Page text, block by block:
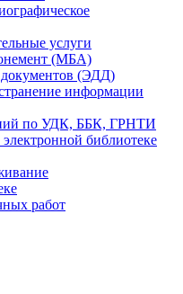
услуги
(МБА)
документов (ЭДД)
информации
по УДК, ББК, ГРНТИ
библиотеке
работ